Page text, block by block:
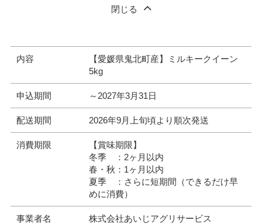
閉じる
内容
【愛媛県鬼北町産】ミルキークイーン
5kg
申込期間 ～2027年3月31日
配送期間 2026年9月上旬頃より順次発送
消費期限
【賞味期限】
冬季 ：2ヶ月以内
春・秋：1ヶ月以内
夏季 ：さらに短期間（できるだけ早
めに消費）
事業者名 株式会社あいじアグリサービス